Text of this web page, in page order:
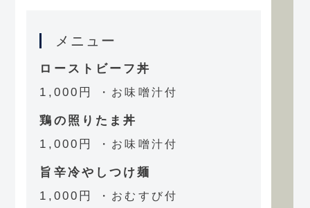
メニュー
ローストビーフ丼
1,000円
・お味噌汁付
鶏の照りたま丼
1,000円
・お味噌汁付
旨辛冷やしつけ麺
1,000円
・おむすび付